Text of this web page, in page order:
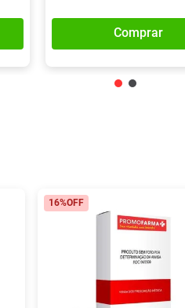
Comprar
16%OFF